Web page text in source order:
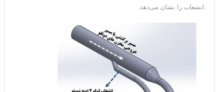
انشعاب را نشان می‌دهد.